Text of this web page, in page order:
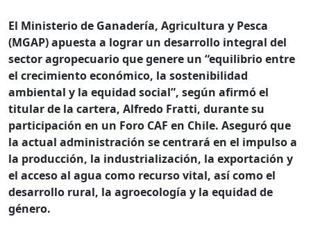
El Ministerio de Ganadería, Agricultura y Pesca
(MGAP) apuesta a lograr un desarrollo integral del
sector agropecuario que genere un “equilibrio entre
el crecimiento económico, la sostenibilidad
ambiental y la equidad social”, según afirmó el
titular de la cartera, Alfredo Fratti, durante su
participación en un Foro CAF en Chile. Aseguró que
la actual administración se centrará en el impulso a
la producción, la industrialización, la exportación y
el acceso al agua como recurso vital, así como el
desarrollo rural, la agroecología y la equidad de
género.